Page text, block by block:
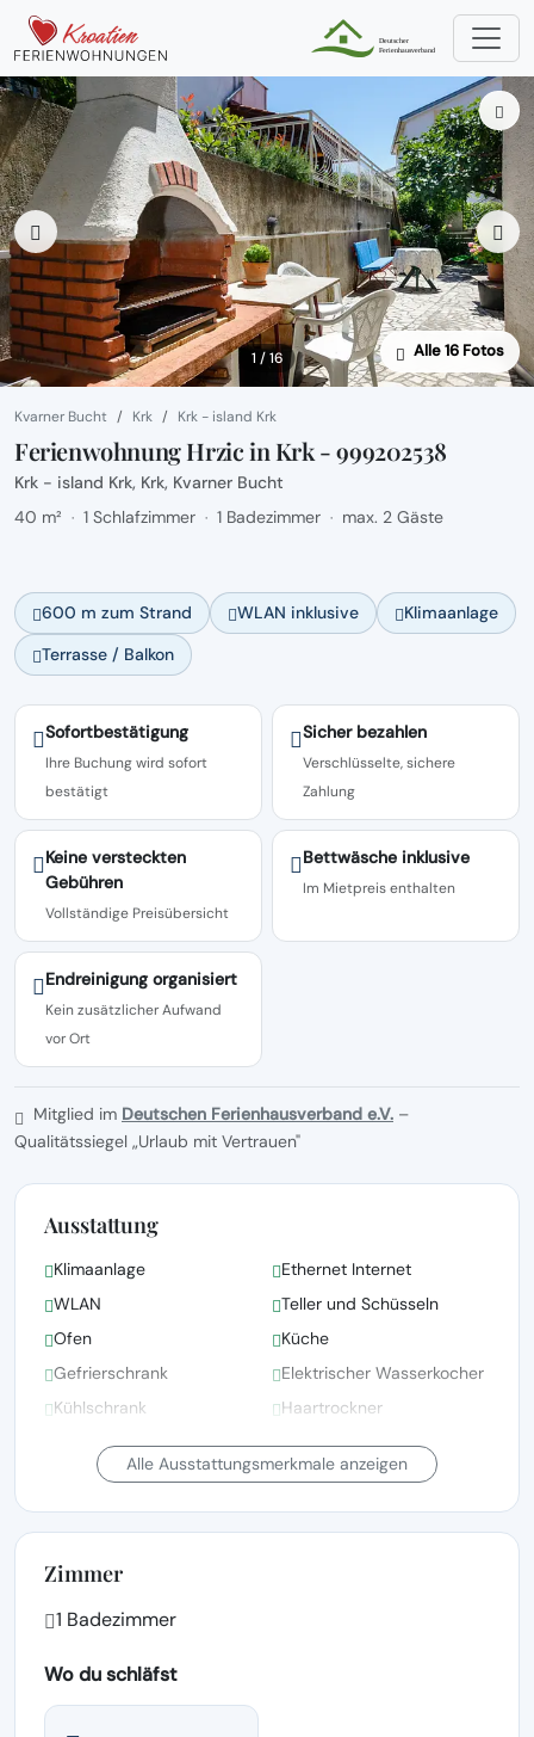
1 / 16 Alle 16 Fotos
Kvarner Bucht Krk Krk - island Krk
Ferienwohnung Hrzic in Krk - 999202538
Krk - island Krk, Krk, Kvarner Bucht
40 m² · 1 Schlafzimmer · 1 Badezimmer · max. 2 Gäste
600 m zum Strand WLAN inklusive
Klimaanlage
Terrasse / Balkon
Sofortbestätigung
Ihre Buchung wird sofort
bestätigt
Sicher bezahlen
Verschlüsselte, sichere
Zahlung
Keine versteckten
Gebühren
Vollständige Preisübersicht
Bettwäsche inklusive
Im Mietpreis enthalten
Endreinigung organisiert
Kein zusätzlicher Aufwand
vor Ort
Mitglied im Deutschen Ferienhausverband e.V. –
Qualitätssiegel „Urlaub mit Vertrauen"
Ausstattung
Klimaanlage
Ethernet Internet
WLAN
Teller und Schüsseln
Ofen
Küche
Gefrierschrank
Elektrischer Wasserkocher
Kühlschrank
Haartrockner
Bettwäsche, Handtücher
und Wäsche gemäß den
Behörden gewaschen
Bettwäsche vorhanden
Alle Ausstattungsmerkmale anzeigen
Zimmer
1 Badezimmer
Wo du schläfst